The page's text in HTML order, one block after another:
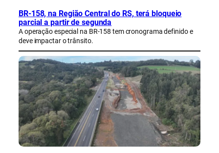
BR-158, na Região Central do RS, terá bloqueio
parcial a partir de segunda
A operação especial na BR-158 tem cronograma definido e
deve impactar o trânsito.